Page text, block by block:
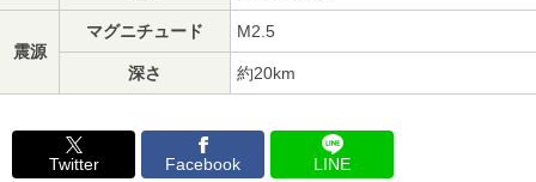
震源
マグニチュード M2.5
深さ 約20km
Twitter Facebook LINE